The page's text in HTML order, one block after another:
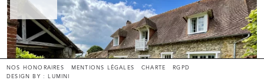
NOS HONORAIRES MENTIONS LÉGALES CHARTE
RGPD
DESIGN BY : LUMINI